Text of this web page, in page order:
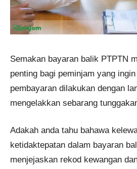
Semakan bayaran balik PTPTN
penting bagi peminjam yang
pembayaran dilakukan dengan
mengelakkan sebarang
Adakah anda tahu bahawa
ketidaktepatan dalam bayaran
menjejaskan rekod kewangan